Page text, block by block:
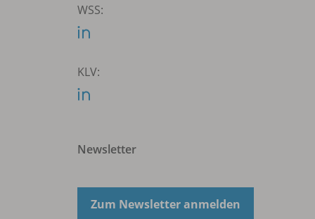
WSS:
KLV:
Newsletter
Zum Newsletter anmelden